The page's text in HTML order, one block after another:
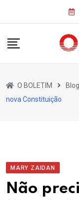
O BOLETIM Blog
nova Constituição
MARY ZAIDAN
Não